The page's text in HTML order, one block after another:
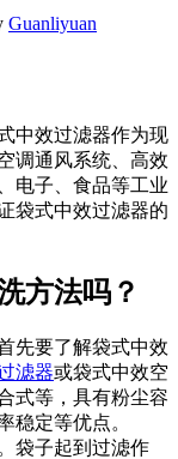
Guanliyuan
中效过滤器作为现
调通风系统、高效
电子、食品等工业
袋式中效过滤器的
方法吗？
先要了解袋式中效
滤器或袋式中效空
式等，具有粉尘容
稳定等优点。
袋子起到过滤作